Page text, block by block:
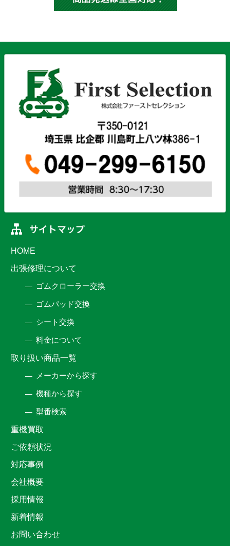
HOME
出張修理について
ゴムクローラー交換
ゴムパッド交換
シート交換
料金について
取り扱い商品一覧
メーカーから探す
機種から探す
型番検索
重機買取
ご依頼状況
対応事例
会社概要
採用情報
新着情報
お問い合わせ